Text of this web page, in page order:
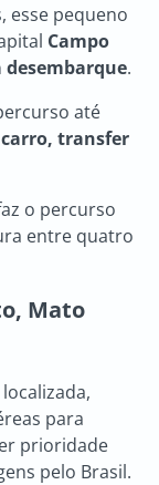
esse pequeno
Campo
desembarque.
até
carro, transfer
o percurso
entre quatro
Mato
para
prioridade
pelo Brasil.